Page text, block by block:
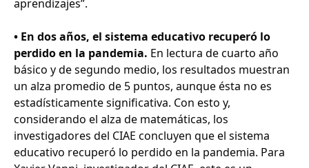
aprendizajes”.
• En dos años, el sistema educativo recuperó lo
perdido en la pandemia. En lectura de cuarto año
básico y de segundo medio, los resultados muestran
un alza promedio de 5 puntos, aunque ésta no es
estadísticamente significativa. Con esto y,
considerando el alza de matemáticas, los
investigadores del CIAE concluyen que el sistema
educativo recuperó lo perdido en la pandemia. Para